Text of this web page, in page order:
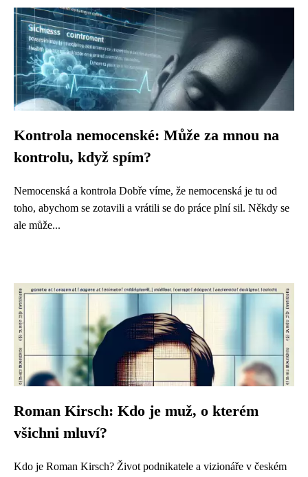
Kontrola nemocenské: Může za mnou na
kontrolu, když spím?
Nemocenská a kontrola Dobře víme, že nemocenská je tu od
toho, abychom se zotavili a vrátili se do práce plní sil. Někdy se
ale může...
Roman Kirsch: Kdo je muž, o kterém
všichni mluví?
Kdo je Roman Kirsch? Život podnikatele a vizionáře v českém